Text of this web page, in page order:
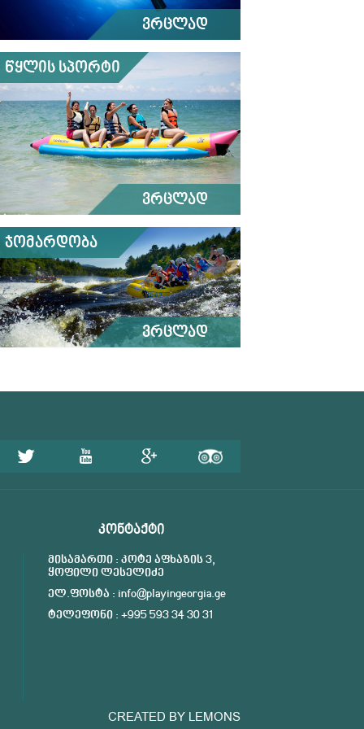
ვრცლად
წყლის სპორტი
ვრცლად
ჯომარდობა
ვრცლად
ᲙᲝᲜᲢᲐᲥᲢᲘ
მისამართი : კოტე აფხაზის 3,
ყოფილი ლესელიძე
ელ.ფოსტა : info@playingeorgia.ge
ტელეფონი : +995 593 34 30 31
CREATED BY LEMONS